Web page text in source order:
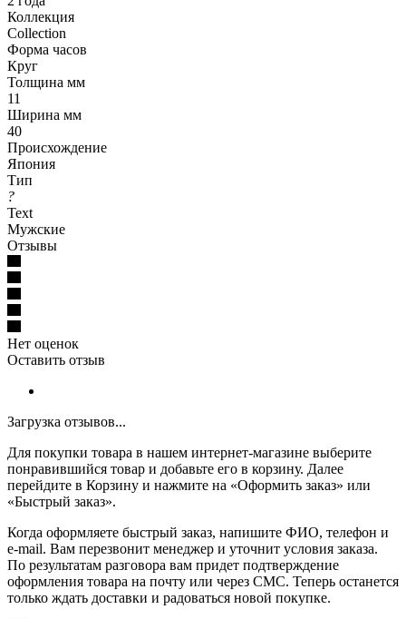
Коллекция
Collection
Форма часов
Круг
Толщина мм
11
Ширина мм
40
Происхождение
Япония
Тип
?
Text
Мужские
Отзывы
Нет оценок
Оставить отзыв
Загрузка отзывов...
Для покупки товара в нашем интернет-магазине выберите
понравившийся товар и добавьте его в корзину. Далее
перейдите в Корзину и нажмите на «Оформить заказ» или
«Быстрый заказ».
Когда оформляете быстрый заказ, напишите ФИО, телефон и
e-mail. Вам перезвонит менеджер и уточнит условия заказа.
По результатам разговора вам придет подтверждение
оформления товара на почту или через СМС. Теперь останется
только ждать доставки и радоваться новой покупке.